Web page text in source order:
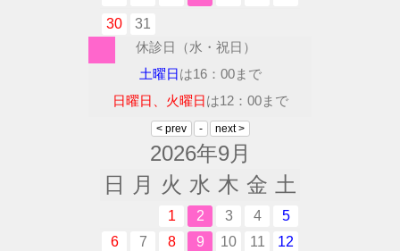
30
31
休診日（水・祝日）
土曜日は16：00まで
日曜日、火曜日は12：00まで
2026年9月
日
月 火 水 木 金 土
1 2 3 4
5
6
7 8 9 10 11
12